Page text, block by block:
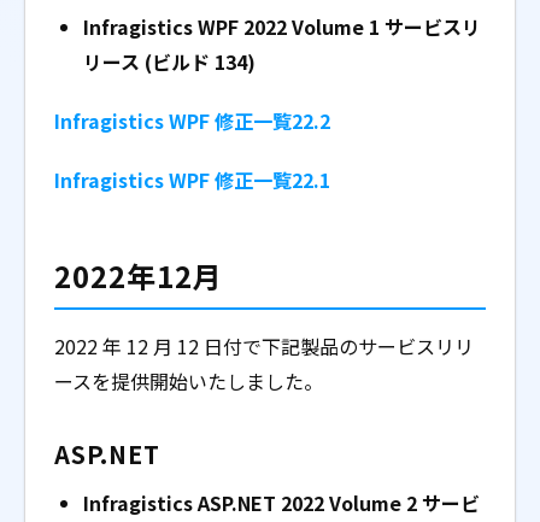
Infragistics WPF 2022 Volume 1 サービスリ
リース (ビルド 134)
Infragistics WPF 修正一覧22.2
Infragistics WPF 修正一覧22.1
2022年12月
2022 年 12 月 12 日付で下記製品のサービスリリ
ースを提供開始いたしました。
ASP.NET
Infragistics ASP.NET 2022 Volume 2 サービ